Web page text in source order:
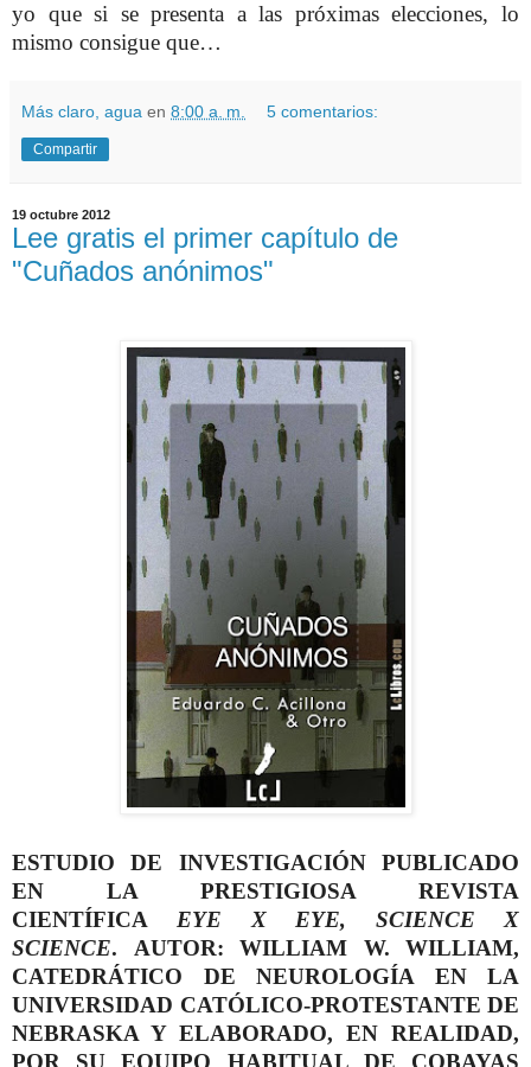
yo que si se presenta a las próximas elecciones, lo
mismo consigue que…
Más claro, agua en 8:00 a. m. 5 comentarios:
Compartir
19 octubre 2012
Lee gratis el primer capítulo de
"Cuñados anónimos"
ESTUDIO DE INVESTIGACIÓN PUBLICADO
EN LA PRESTIGIOSA REVISTA
CIENTÍFICA
EYE X EYE, SCIENCE X
SCIENCE. AUTOR: WILLIAM W. WILLIAM,
CATEDRÁTICO DE NEUROLOGÍA EN LA
UNIVERSIDAD CATÓLICO-PROTESTANTE DE
NEBRASKA Y ELABORADO, EN REALIDAD,
POR SU EQUIPO HABITUAL DE COBAYAS